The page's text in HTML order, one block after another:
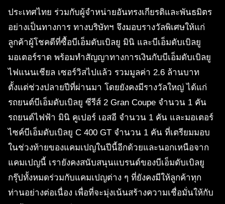
ประเทศไทย ร่วมกับผู้จำหน่ายอันทรงเกียรติและพันธมิตร
อย่างเป็นทางการ ทางบริษัทฯ จึงมอบรางวัลพิเศษให้แก่
ลูกค้าผู้โชคดีที่ซื้อบีเอ็มดับเบิลยู มินิ และบีเอ็มดับเบิลยู
มอเตอร์ราด พร้อมทำสัญญาทางการเงินกับบีเอ็มดับเบิลยู
ไฟแนนเชียล เซอร์วิสไปแล้ว รวมมูลค่า 2.6 ล้านบาท
ตั้งแต่ช่วงปลายปีที่ผ่านมา โดยยังคงมีรางวัลใหญ่ ได้แก่
รถยนต์บีเอ็มดับเบิลยู ซีรีส์ 2 Gran Coupe จำนวน 1 คัน
รถยนต์ไฟฟ้า มินิ คูเปอร์ เอสอี จำนวน 1 คัน และมอเตอร์
ไซค์บีเอ็มดับเบิลยู C 400 GT จำนวน 1 คัน ที่เตรียมมอบ
ในช่วงท้ายของแคมเปญในปีนี้อีกด้วยและนอกเหนือจาก
แคมเปญนี้ เรายังคงสนับสนุนแบรนด์ของบีเอ็มดับเบิลยู
กรุ๊ปทั้งหมดร่วมกับแคมเปญต่าง ๆ ที่ยังคงมีให้ลูกค้าทุก
ท่านอย่างต่อเนื่อง เพื่อที่จะมุ่งเน้นสร้างความเชื่อมั่นให้กับ